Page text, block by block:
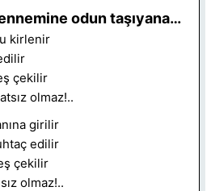
odun taşıyana…
kirlenir
çekilir
olmaz!..
girilir
edilir
çekilir
olmaz!..